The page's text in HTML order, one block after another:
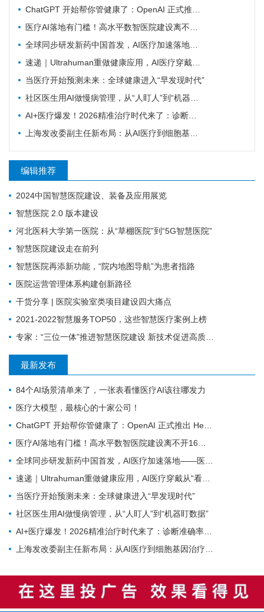
ChatGPT 开始帮你管健康了：OpenAI 正式推出 Health 功能，AI 进入医疗意味着什么？
医疗AI落地有门槛！高水平数智医院建设离不开16个能力（附自查表）
全球同步研发新药中国首发，AI医疗加速落地——医疗前沿资讯速览
速递｜Ultrahuman重做健康应用，AI医疗穿戴从“看数据”转向“给行动”
当医疗开始预测未来：全球健康进入“早发现时代”
社区医生用AI做慢病管理，从“人盯人”到“机器盯数据”
AI+医疗爆发！2026精准治疗时代来了：诊断准确率98%+，100+罕见病不再“无药可医”？
上海发改委副主任新布局：从AI医疗到细胞基因治疗，探寻前沿医疗产业增长密码
编辑推荐
2024中国智慧医院建设、装备及应用展览
智慧医院 2.0 版本建设
河北医科大学第一医院：从“草棚医院”到“5G智慧医院”
智慧医院建设走在前列
智慧医院再添新功能，“院内地图导航”为患者指路
医院运营管理体系构建创新路径
干货分享 | 医院实验室类项目建设四大痛点
2021-2022智慧服务TOP50，这些智慧医疗案例上榜
专家：“三位一体”推进智慧医院建设 新技术促进高质量发展
最新发布
84个AI场景清单来了，一张表看懂医疗AI该往哪发力
医疗大模型，最核心的十家公司！
ChatGPT 开始帮你管健康了：OpenAI 正式推出 Health 功能，AI 进入医疗意味着什么？
医疗AI落地有门槛！高水平数智医院建设离不开16个能力（附自查表）
全球同步研发新药中国首发，AI医疗加速落地——医疗前沿资讯速览
速递｜Ultrahuman重做健康应用，AI医疗穿戴从“看数据”转向“给行动”
当医疗开始预测未来：全球健康进入“早发现时代”
社区医生用AI做慢病管理，从“人盯人”到“机器盯数据”
AI+医疗爆发！2026精准治疗时代来了：诊断准确率98%+，100+罕见病不再“无药可医”？
上海发改委副主任新布局：从AI医疗到细胞基因治疗，探寻前沿医疗产业增长密码